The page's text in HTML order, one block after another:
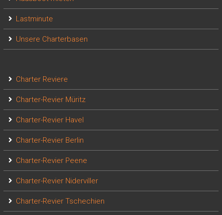
Lastminute
Unsere Charterbasen
Charter Reviere
Charter-Revier Müritz
Charter-Revier Havel
Charter-Revier Berlin
Charter-Revier Peene
Charter-Revier Niderviller
Charter-Revier Tschechien